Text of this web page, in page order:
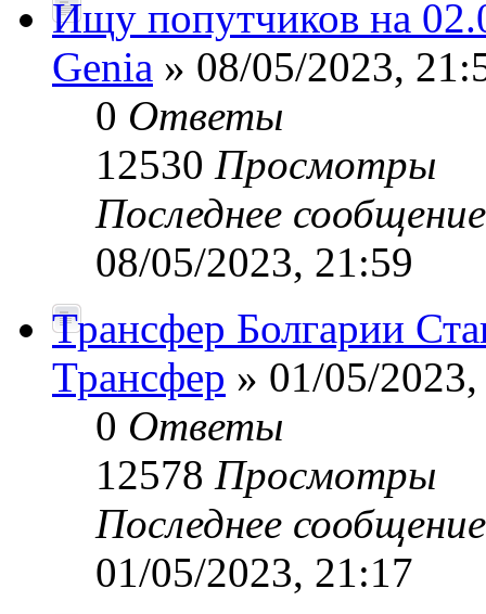
Ищу попутчиков на
Genia » 08/05/2023,
0 Ответы
12530 Просмотры
Последнее
08/05/2023, 21:59
Трансфер Болгарии
Трансфер » 01/05/
0 Ответы
12578 Просмотры
Последнее
01/05/2023, 21:17